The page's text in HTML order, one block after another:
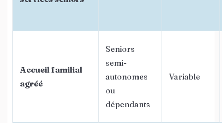
Accueil familial
agréé
Seniors
semi-
autonomes
ou
dépendants
Variable